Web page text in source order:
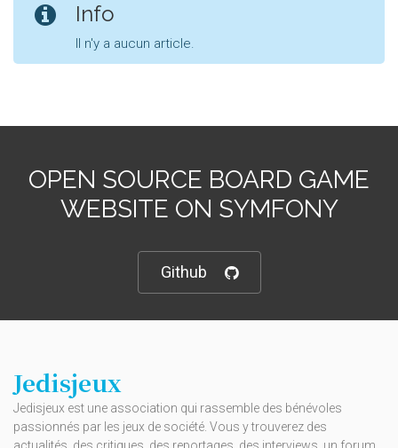
Info
Il n'y a aucun article.
OPEN SOURCE BOARD GAME
WEBSITE ON SYMFONY
Github
Jedisjeux
Jedisjeux est une association qui rassemble des bénévoles
passionnés par les jeux de société. Vous y trouverez des